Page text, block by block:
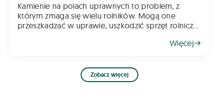
Kamienie na polach uprawnych to problem, z
którym zmaga się wielu rolników. Mogą one
przeszkadzać w uprawie, uszkodzić sprzęt rolniczy
Więcej
Zobacz więcej